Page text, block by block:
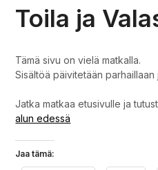
Toila ja
Tämä sivu on vielä matkalla.
Sisältöä päivitetään parhaillaan
Jatka matkaa etusivulle ja
alun edessä
Jaa tämä: